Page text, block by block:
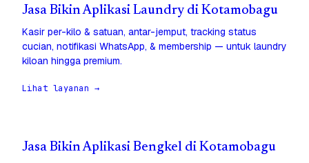
Jasa Bikin Aplikasi Laundry di Kotamobagu
Kasir per-kilo & satuan, antar-jemput, tracking status
cucian, notifikasi WhatsApp, & membership — untuk laundry
kiloan hingga premium.
Lihat layanan →
Jasa Bikin Aplikasi Bengkel di Kotamobagu